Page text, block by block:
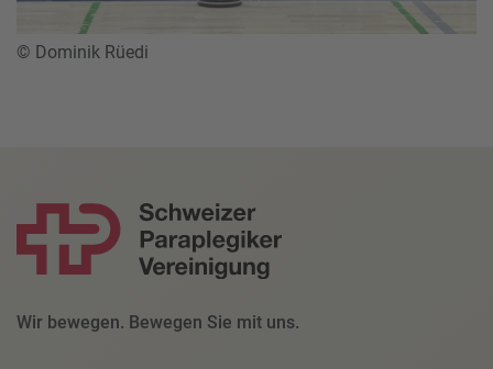
© Dominik Rüedi
Wir bewegen. Bewegen Sie mit uns.